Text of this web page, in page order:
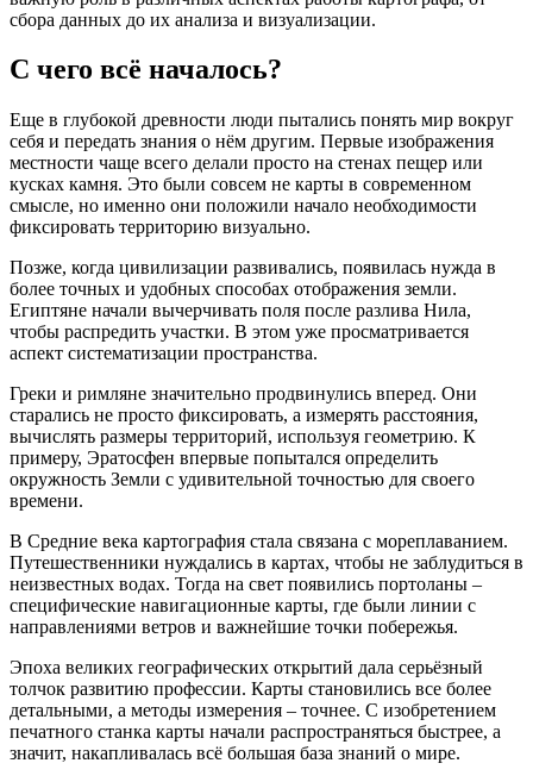
сбора данных до их анализа и визуализации.
С чего всё началось?
Еще в глубокой древности люди пытались понять мир вокруг
себя и передать знания о нём другим. Первые изображения
местности чаще всего делали просто на стенах пещер или
кусках камня. Это были совсем не карты в современном
смысле, но именно они положили начало необходимости
фиксировать территорию визуально.
Позже, когда цивилизации развивались, появилась нужда в
более точных и удобных способах отображения земли.
Египтяне начали вычерчивать поля после разлива Нила,
чтобы распредить участки. В этом уже просматривается
аспект систематизации пространства.
Греки и римляне значительно продвинулись вперед. Они
старались не просто фиксировать, а измерять расстояния,
вычислять размеры территорий, используя геометрию. К
примеру, Эратосфен впервые попытался определить
окружность Земли с удивительной точностью для своего
времени.
В Средние века картография стала связана с мореплаванием.
Путешественники нуждались в картах, чтобы не заблудиться в
неизвестных водах. Тогда на свет появились портоланы –
специфические навигационные карты, где были линии с
направлениями ветров и важнейшие точки побережья.
Эпоха великих географических открытий дала серьёзный
толчок развитию профессии. Карты становились все более
детальными, а методы измерения – точнее. С изобретением
печатного станка карты начали распространяться быстрее, а
значит, накапливалась всё большая база знаний о мире.